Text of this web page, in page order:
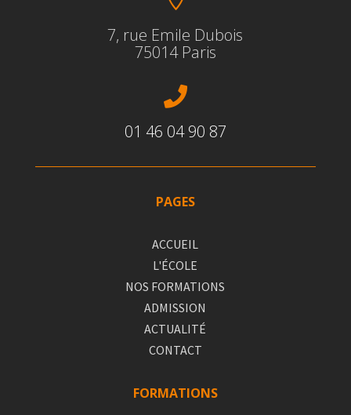
7, rue Emile Dubois
75014 Paris

01 46 04 90 87
PAGES
ACCUEIL
L'ÉCOLE
NOS FORMATIONS
ADMISSION
ACTUALITÉ
CONTACT
FORMATIONS